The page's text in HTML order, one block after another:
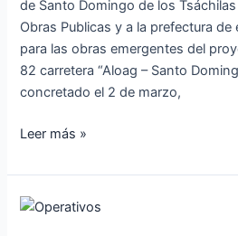
de Santo Domingo de los
Obras Publicas y a la prefectura
para las obras emergentes del
82 carretera “Aloag – Santo
concretado el 2 de marzo,
emergente
a
la
provincia
de
Domingo
los
Tsáchilas
Leer más »
Decomiso